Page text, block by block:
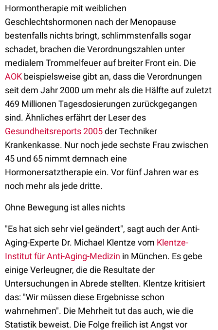
Hormontherapie mit weiblichen
Geschlechtshormonen nach der Menopause
bestenfalls nichts bringt, schlimmstenfalls sogar
schadet, brachen die Verordnungszahlen unter
medialem Trommelfeuer auf breiter Front ein. Die
AOK beispielsweise gibt an, dass die Verordnungen
seit dem Jahr 2000 um mehr als die Hälfte auf zuletzt
469 Millionen Tagesdosierungen zurückgegangen
sind. Ähnliches erfährt der Leser des
Gesundheitsreports 2005der Techniker
Krankenkasse. Nur noch jede sechste Frau zwischen
45 und 65 nimmt demnach eine
Hormonersatztherapie ein. Vor fünf Jahren war es
noch mehr als jede dritte.
Ohne Bewegung ist alles nichts
"Es hat sich sehr viel geändert", sagt auch der Anti-
Aging-Experte Dr. Michael Klentze vom Klentze-
Institut für Anti-Aging-Medizin in München. Es gebe
einige Verleugner, die die Resultate der
Untersuchungen in Abrede stellten. Klentze kritisiert
das: "Wir müssen diese Ergebnisse schon
wahrnehmen". Die Mehrheit tut das auch, wie die
Statistik beweist. Die Folge freilich ist Angst vor